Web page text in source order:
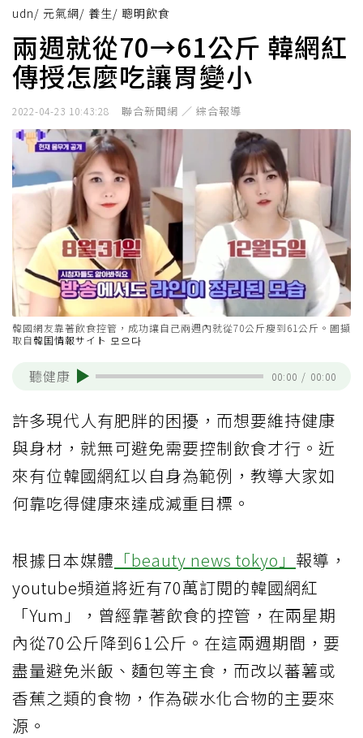
udn/ 元氣網/ 養生/ 聰明飲食
兩週就從70→61公斤 韓網紅
傳授怎麼吃讓胃變小
2022-04-23 10:43:28 聯合新聞網 ／ 綜合報導
韓國網友靠著飲食控管，成功讓自己兩週內就從70公斤瘦到61公斤。圖擷
取自韓国情報サイト 모으다
聽健康 00:00 / 00:00
許多現代人有肥胖的困擾，而想要維持健康
與身材，就無可避免需要控制飲食才行。近
來有位韓國網紅以自身為範例，教導大家如
何靠吃得健康來達成減重目標。
根據日本媒體 「beauty news tokyo」 報導，
youtube頻道將近有70萬訂閱的韓國網紅
「Yum」，曾經靠著飲食的控管，在兩星期
內從70公斤降到61公斤。在這兩週期間，要
盡量避免米飯、麵包等主食，而改以蕃薯或
香蕉之類的食物，作為碳水化合物的主要來
源。